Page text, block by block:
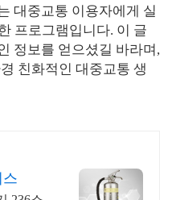
대중교통 이용자에게 실
프로그램입니다. 이 글
정보를 얻으셨길 바라며,
친화적인 대중교통 생